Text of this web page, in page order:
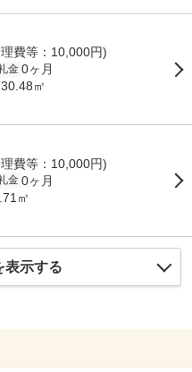
費等：10,000円)
金 0ヶ月
30.48㎡
費等：10,000円)
金 0ヶ月
㎡
表示する